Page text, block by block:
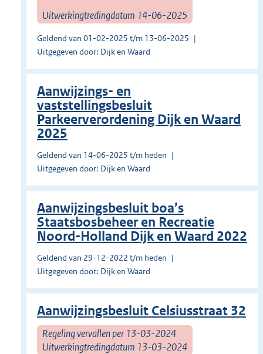
Uitwerkingtredingdatum 14-06-2025
Geldend van 01-02-2025 t/m 13-06-2025
Uitgegeven door: Dijk en Waard
Aanwijzings- en
vaststellingsbesluit
Parkeerverordening Dijk en Waard
2025
Geldend van 14-06-2025 t/m heden
Uitgegeven door: Dijk en Waard
Aanwijzingsbesluit boa’s
Staatsbosbeheer en Recreatie
Noord-Holland Dijk en Waard 2022
Geldend van 29-12-2022 t/m heden
Uitgegeven door: Dijk en Waard
Aanwijzingsbesluit Celsiusstraat 32
Regeling vervallen per 13-03-2024
Uitwerkingtredingdatum 13-03-2024